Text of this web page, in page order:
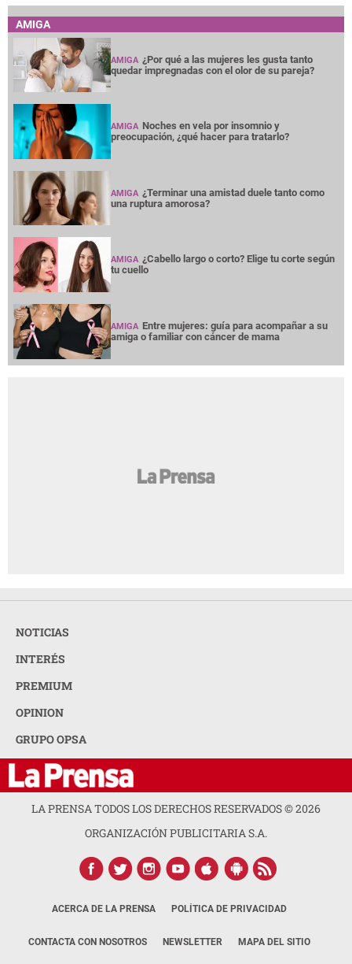
AMIGA
AMIGA ¿Por qué a las mujeres les gusta tanto
quedar impregnadas con el olor de su pareja?
AMIGA Noches en vela por insomnio y
preocupación, ¿qué hacer para tratarlo?
AMIGA ¿Terminar una amistad duele tanto como
una ruptura amorosa?
AMIGA ¿Cabello largo o corto? Elige tu corte según
tu cuello
AMIGA Entre mujeres: guía para acompañar a su
amiga o familiar con cáncer de mama
NOTICIAS
INTERÉS
PREMIUM
OPINION
GRUPO OPSA
LA PRENSA TODOS LOS DERECHOS RESERVADOS ©2026
ORGANIZACIÓN PUBLICITARIA S.A.
ACERCA DE LA PRENSA POLÍTICA DE PRIVACIDAD
CONTACTA CON NOSOTROS NEWSLETTER MAPA DEL SITIO